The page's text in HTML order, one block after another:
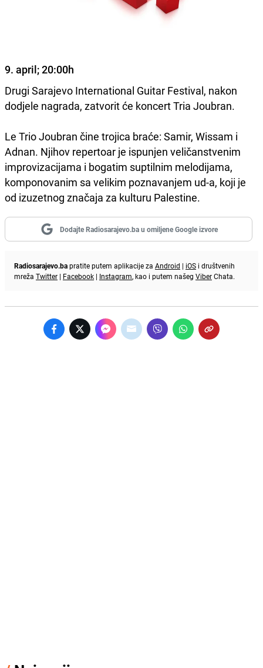
9. april; 20:00h
Drugi Sarajevo International Guitar Festival, nakon
dodjele nagrada, zatvorit će koncert Tria Joubran.
Le Trio Joubran čine trojica braće: Samir, Wissam i
Adnan. Njihov repertoar je ispunjen veličanstvenim
improvizacijama i bogatim suptilnim melodijama,
komponovanim sa velikim poznavanjem ud-a, koji je
od izuzetnog značaja za kulturu Palestine.
Dodajte Radiosarajevo.ba u omiljene Google izvore
Radiosarajevo.bapratite putem aplikacije za Android | iOS i društvenih
mreža Twitter | Facebook | Instagram, kao i putem našeg ViberChata.